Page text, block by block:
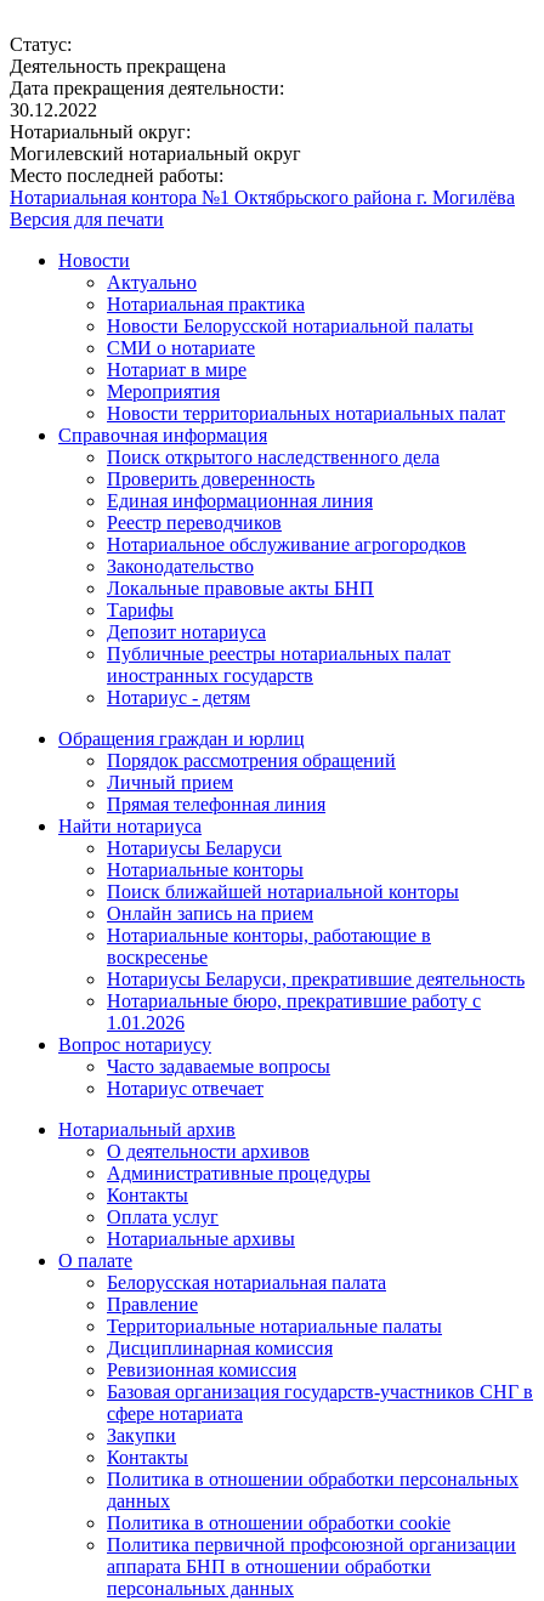
Статус:
Деятельность прекращена
Дата прекращения деятельности:
30.12.2022
Нотариальный округ:
Могилевский нотариальный округ
Место последней работы:
Нотариальная контора №1 Октябрьского района г. Могилёва
Версия для печати
Новости
Актуально
Нотариальная практика
Новости Белорусской нотариальной палаты
СМИ о нотариате
Нотариат в мире
Мероприятия
Новости территориальных нотариальных палат
Справочная информация
Поиск открытого наследственного дела
Проверить доверенность
Единая информационная линия
Реестр переводчиков
Нотариальное обслуживание агрогородков
Законодательство
Локальные правовые акты БНП
Тарифы
Депозит нотариуса
Публичные реестры нотариальных палат
иностранных государств
Нотариус - детям
Обращения граждан и юрлиц
Порядок рассмотрения обращений
Личный прием
Прямая телефонная линия
Найти нотариуса
Нотариусы Беларуси
Нотариальные конторы
Поиск ближайшей нотариальной конторы
Онлайн запись на прием
Нотариальные конторы, работающие в
воскресенье
Нотариусы Беларуси, прекратившие деятельность
Нотариальные бюро, прекратившие работу с
1.01.2026
Вопрос нотариусу
Часто задаваемые вопросы
Нотариус отвечает
Нотариальный архив
О деятельности архивов
Административные процедуры
Контакты
Оплата услуг
Нотариальные архивы
О палате
Белорусская нотариальная палата
Правление
Территориальные нотариальные палаты
Дисциплинарная комиссия
Ревизионная комиссия
Базовая организация государств-участников СНГ в
сфере нотариата
Закупки
Контакты
Политика в отношении обработки персональных
данных
Политика в отношении обработки cookie
Политика первичной профсоюзной организации
аппарата БНП в отношении обработки
персональных данных